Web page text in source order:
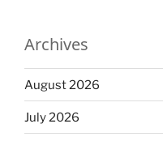
Archives
August 2026
July 2026